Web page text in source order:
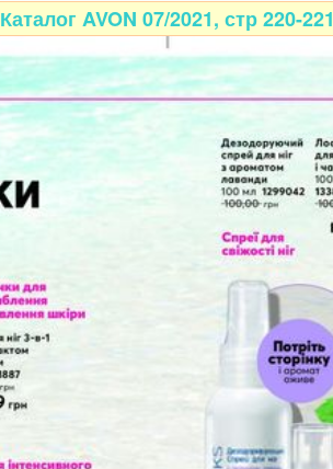
Каталог AVON 07/2021, стр 220-221